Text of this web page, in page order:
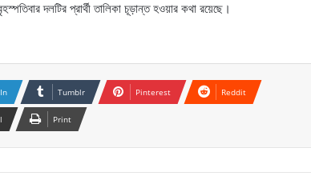
দলটির প্রার্থী তালিকা চূড়ান্ত হওয়ার কথা রয়েছে।
Tumblr Pinterest Reddit
Print